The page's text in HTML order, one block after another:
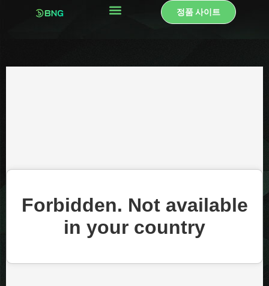
정품 사이트